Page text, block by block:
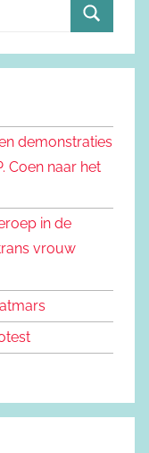
o
e
n
demonstraties
Coen naar het
in de
vrouw